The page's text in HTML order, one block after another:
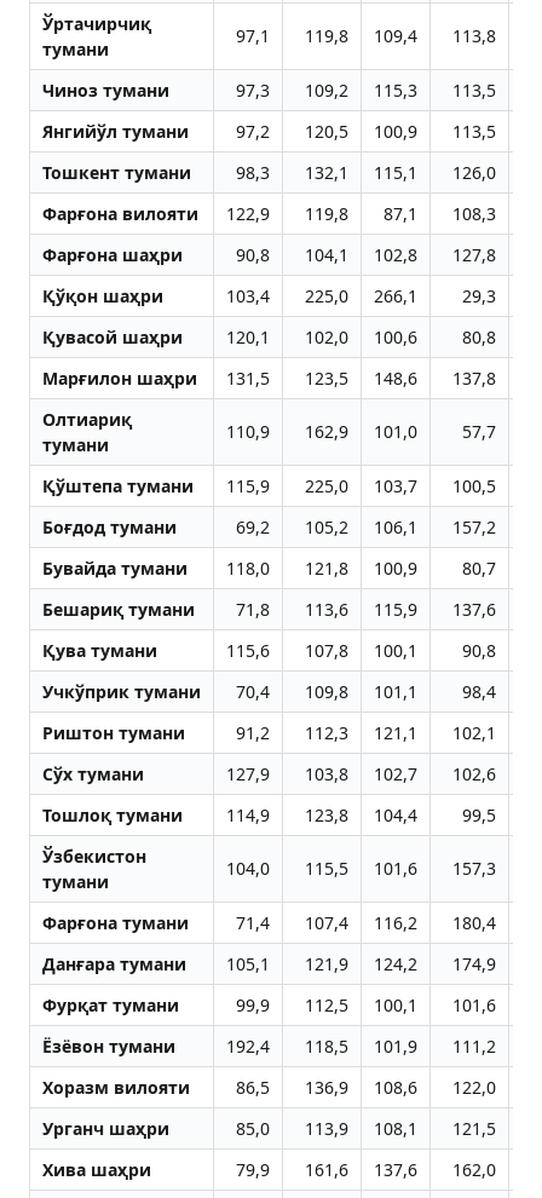
Ўртачирчиқ
тумани
97,1 119,8 109,4 113,8
Чиноз тумани 97,3 109,2 115,3 113,5
Янгийўл тумани
97,2 120,5 100,9 113,5
Тошкент тумани
98,3 132,1 115,1 126,0
Фарғона вилояти
122,9 119,8 87,1 108,3
Фарғона шаҳри
90,8 104,1 102,8 127,8
Қўқон шаҳри
103,4 225,0 266,1 29,3
Қувасой шаҳри
120,1 102,0 100,6 80,8
Марғилон шаҳри
131,5 123,5 148,6 137,8
Олтиариқ
тумани
110,9 162,9 101,0 57,7
Қўштепа тумани 115,9 225,0 103,7 100,5
Боғдод тумани
69,2 105,2 106,1 157,2
Бувайда тумани
118,0 121,8 100,9 80,7
Бешариқ тумани
71,8 113,6 115,9 137,6
Қува тумани
115,6 107,8 100,1 90,8
Учкўприк тумани
70,4 109,8 101,1 98,4
Риштон тумани
91,2 112,3 121,1 102,1
Сўх тумани
127,9 103,8 102,7 102,6
Тошлоқ тумани
114,9 123,8 104,4 99,5
Ўзбекистон
тумани
104,0 115,5 101,6 157,3
Фарғона тумани 71,4 107,4 116,2 180,4
Данғара тумани
105,1 121,9 124,2 174,9
Фурқат тумани
99,9 112,5 100,1 101,6
Ёзёвон тумани
192,4 118,5 101,9 111,2
Хоразм вилояти
86,5 136,9 108,6 122,0
Урганч шаҳри
85,0 113,9 108,1 121,5
Хива шаҳри
79,9 161,6 137,6 162,0